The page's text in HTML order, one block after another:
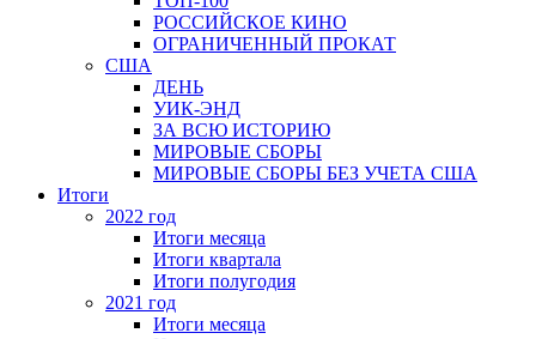
РОССИЙСКОЕ КИНО
ОГРАНИЧЕННЫЙ ПРОКАТ
США
ДЕНЬ
УИК-ЭНД
ЗА ВСЮ ИСТОРИЮ
МИРОВЫЕ СБОРЫ
МИРОВЫЕ СБОРЫ БЕЗ УЧЕТА США
Итоги
2022 год
Итоги месяца
Итоги квартала
Итоги полугодия
2021 год
Итоги месяца